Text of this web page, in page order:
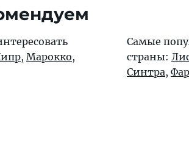
, Марокко,
Самые
страны:
Синтра,